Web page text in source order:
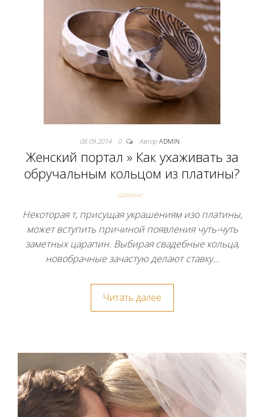
08.09.2014 0 Автор ADMIN
Женский портал » Как ухаживать за
обручальным кольцом из платины?
Шопинг
Некоторая т, присущая украшениям изо платины,
может вступить причиной появления чуть-чуть
заметных царапин. Выбирая свадебные кольца,
новобрачные зачастую делают ставку…
Читать далее